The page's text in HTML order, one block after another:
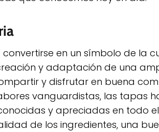
en un símbolo de la
y adaptación de una
y disfrutar en buena
vanguardistas, las tapas
y apreciadas en todo
de los ingredientes, una